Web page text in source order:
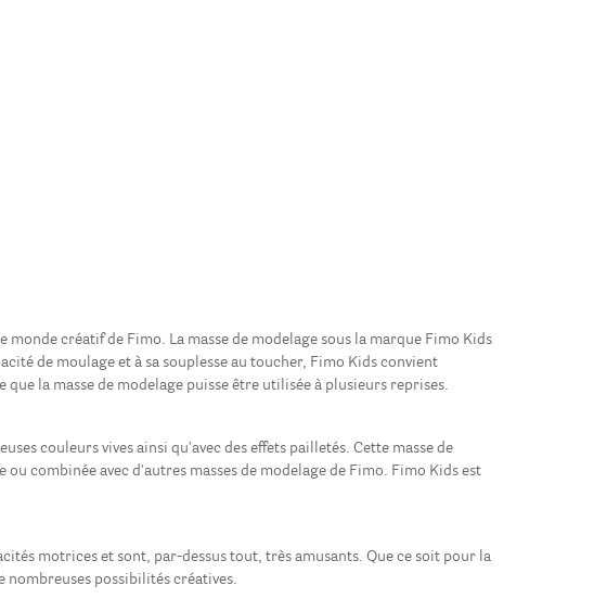
monde créatif de Fimo. La masse de modelage sous la marque Fimo Kids
de moulage et à sa souplesse au toucher, Fimo Kids convient
la masse de modelage puisse être utilisée à plusieurs reprises.
couleurs vives ainsi qu'avec des effets pailletés. Cette masse de
combinée avec d'autres masses de modelage de Fimo. Fimo Kids est
motrices et sont, par-dessus tout, très amusants. Que ce soit pour la
nombreuses possibilités créatives.